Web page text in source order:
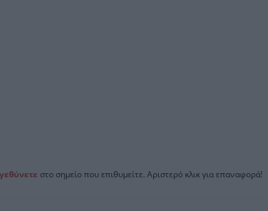
στο σημείο που επιθυμείτε. Αριστερό κλικ για επαναφορά!